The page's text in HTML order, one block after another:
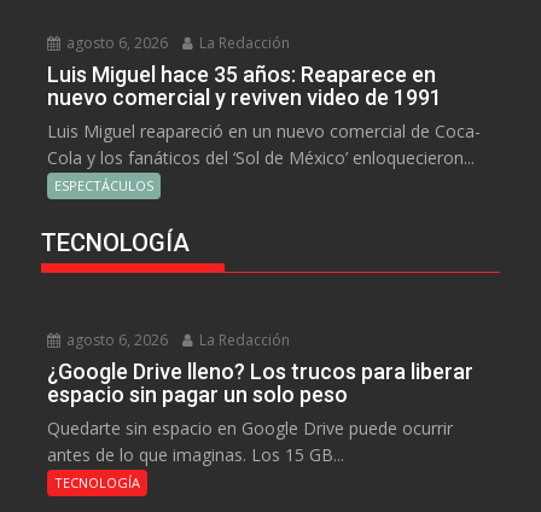
agosto 6, 2026 La Redacción
Luis Miguel hace 35 años: Reaparece en
nuevo comercial y reviven video de 1991
Luis Miguel reapareció en un nuevo comercial de Coca-
Cola y los fanáticos del ‘Sol de México’ enloquecieron...
ESPECTÁCULOS
TECNOLOGÍA
agosto 6, 2026 La Redacción
¿Google Drive lleno? Los trucos para liberar
espacio sin pagar un solo peso
Quedarte sin espacio en Google Drive puede ocurrir
antes de lo que imaginas. Los 15 GB...
TECNOLOGÍA